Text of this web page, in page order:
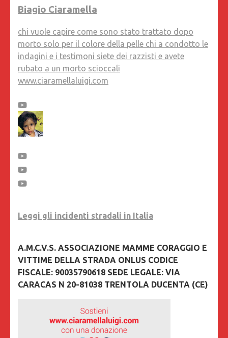
Biagio Ciaramella
chi vuole capire come sono stato trattato dopo
morto solo per il colore della pelle chi a condotto le
indagini e i testimoni siete dei razzisti e avete
rubato a un morto scioccali
www.ciaramellaluigi.com
Leggi gli incidenti stradali in Italia
A.M.C.V.S. ASSOCIAZIONE MAMME CORAGGIO E
VITTIME DELLA STRADA ONLUS CODICE
FISCALE: 90035790618 SEDE LEGALE: VIA
CARACAS N 20-81038 TRENTOLA DUCENTA (CE)